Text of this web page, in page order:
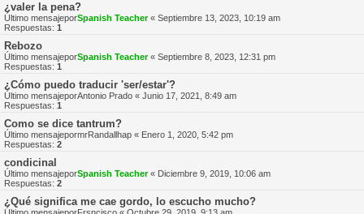
¿valer la pena?
Último mensajeporSpanish Teacher« Septiembre 13, 2023, 10:19 am
Respuestas: 1
Rebozo
Último mensajeporSpanish Teacher« Septiembre 8, 2023, 12:31 pm
Respuestas: 1
¿Cómo puedo traducir 'ser/estar'?
Último mensajeporAntonio Prado « Junio 17, 2021, 8:49 am
Respuestas: 1
Como se dice tantrum?
Último mensajepormrRandallhap « Enero 1, 2020, 5:42 pm
Respuestas: 2
condicinal
Último mensajeporSpanish Teacher« Diciembre 9, 2019, 10:06 am
Respuestas: 2
¿Qué significa me cae gordo, lo escucho mucho?